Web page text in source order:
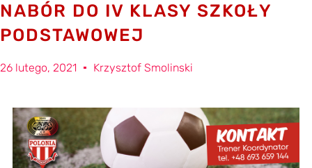
NABÓR DO IV KLASY SZKOŁY
PODSTAWOWEJ
26 lutego, 2021 Krzysztof Smolinski